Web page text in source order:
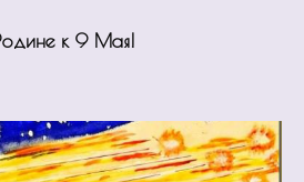
к 9 Мая!